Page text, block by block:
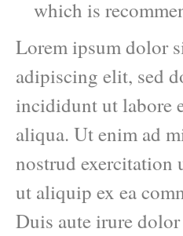
which is
Lorem ipsum dolor
adipiscing elit, sed
incididunt ut labore
aliqua. Ut enim ad
nostrud exercitation
ut aliquip ex ea
Duis aute irure